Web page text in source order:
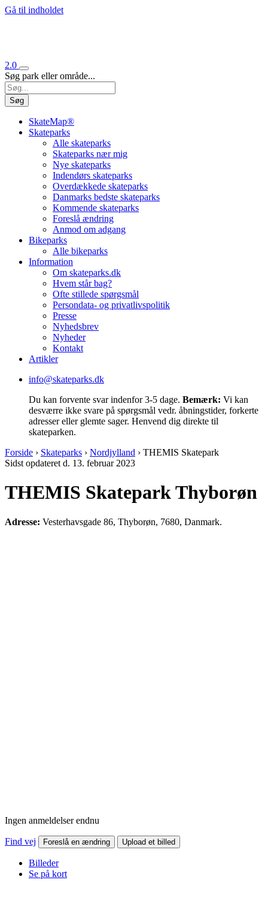
Gå til indholdet
2.0
Søg park eller område...
Søg
SkateMap®
Skateparks
Alle skateparks
Skateparks nær mig
Nye skateparks
Indendørs skateparks
Overdækkede skateparks
Danmarks bedste skateparks
Kommende skateparks
Foreslå ændring
Anmod om adgang
Bikeparks
Alle bikeparks
Information
Om skateparks.dk
Hvem står bag?
Ofte stillede spørgsmål
Persondata- og privatlivspolitik
Presse
Nyhedsbrev
Nyheder
Kontakt
Artikler
info@skateparks.dk
Du kan forvente svar indenfor 3-5 dage. Bemærk: Vi kan
desværre ikke svare på spørgsmål vedr. åbningstider, forkerte
adresser eller glemte sager. Henvend dig direkte til
skateparken.
Forside › Skateparks › Nordjylland › THEMIS Skatepark
Sidst opdateret d. 13. februar 2023
THEMIS Skatepark Thyborøn
Adresse: Vesterhavsgade 86, Thyborøn, 7680, Danmark.
Ingen anmeldelser endnu
Find vej Foreslå en ændring Upload et billed
Billeder
Se på kort